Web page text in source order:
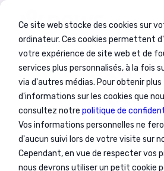
Ce site web stocke des cookies sur
ordinateur. Ces cookies permettent
votre expérience de site web et de
services plus personnalisés, à la fois
via d'autres médias. Pour obtenir plus
d'informations sur les cookies que
consultez notre politique de
Vos informations personnelles ne
d'aucun suivi lors de votre visite sur
Cependant, en vue de respecter vos
nous devrons utiliser un petit cookie